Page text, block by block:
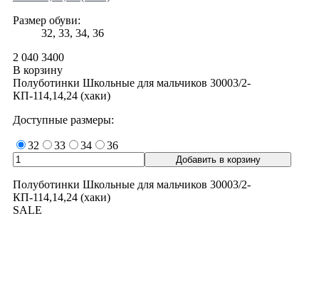
Размер обуви:
32, 33, 34, 36
2 040 3400
В корзину
Полуботинки Школьные для мальчиков 30003/2-
КП-114,14,24 (хаки)
Доступные размеры:
32 33 34 36
Полуботинки Школьные для мальчиков 30003/2-
КП-114,14,24 (хаки)
SALE